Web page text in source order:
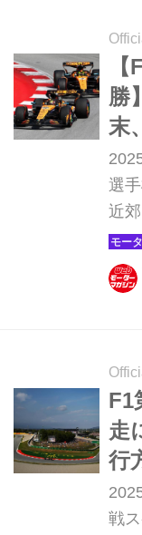
「
ば
昨
勝
末
5
選
近
ッ
カ
ン
が
っ
ト
追
た。
F1
走
行
グ
イ
戦